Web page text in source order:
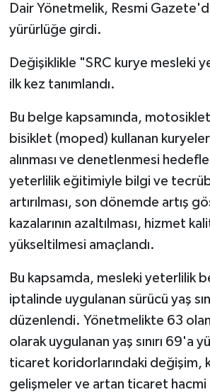
Dair Yönetmelik, Resmi
yürürlüğe girdi.
Değişiklikle "SRC kurye mesleki
ilk kez tanımlandı.
Bu belge kapsamında,
bisiklet (moped) kullanan
alınması ve denetlenmesi
yeterlilik eğitimiyle bilgi ve
artırılması, son dönemde artış
kazalarının azaltılması, hizmet
yükseltilmesi amaçlandı.
Bu kapsamda, mesleki yeterlilik
iptalinde uygulanan sürücü yaş
düzenlendi. Yönetmelikte 63
olarak uygulanan yaş sınırı 69'a
ticaret koridorlarındaki değişim,
gelişmeler ve artan ticaret hacmi